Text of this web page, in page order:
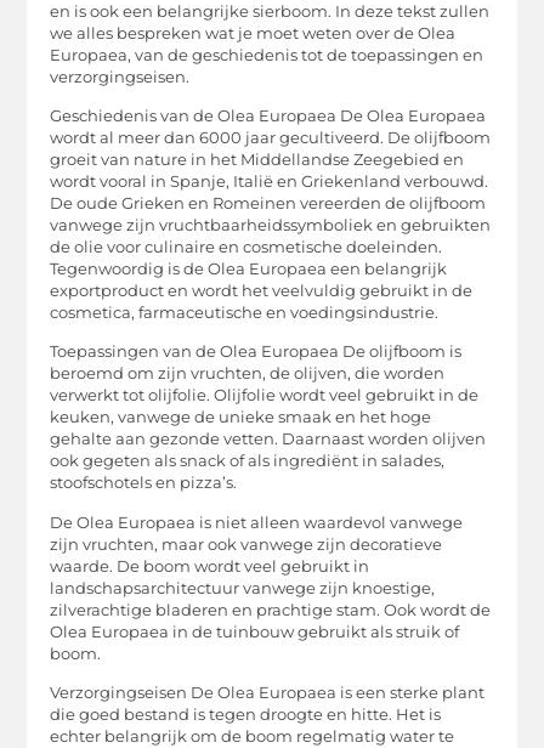
en is ook een belangrijke sierboom. In deze tekst zullen
we alles bespreken wat je moet weten over de Olea
Europaea, van de geschiedenis tot de toepassingen en
verzorgingseisen.
Geschiedenis van de Olea Europaea De Olea Europaea
wordt al meer dan 6000 jaar gecultiveerd. De olijfboom
groeit van nature in het Middellandse Zeegebied en
wordt vooral in Spanje, Italië en Griekenland verbouwd.
De oude Grieken en Romeinen vereerden de olijfboom
vanwege zijn vruchtbaarheidssymboliek en gebruikten
de olie voor culinaire en cosmetische doeleinden.
Tegenwoordig is de Olea Europaea een belangrijk
exportproduct en wordt het veelvuldig gebruikt in de
cosmetica, farmaceutische en voedingsindustrie.
Toepassingen van de Olea Europaea De olijfboom is
beroemd om zijn vruchten, de olijven, die worden
verwerkt tot olijfolie. Olijfolie wordt veel gebruikt in de
keuken, vanwege de unieke smaak en het hoge
gehalte aan gezonde vetten. Daarnaast worden olijven
ook gegeten als snack of als ingrediënt in salades,
stoofschotels en pizza’s.
De Olea Europaea is niet alleen waardevol vanwege
zijn vruchten, maar ook vanwege zijn decoratieve
waarde. De boom wordt veel gebruikt in
landschapsarchitectuur vanwege zijn knoestige,
zilverachtige bladeren en prachtige stam. Ook wordt de
Olea Europaea in de tuinbouw gebruikt als struik of
boom.
Verzorgingseisen De Olea Europaea is een sterke plant
die goed bestand is tegen droogte en hitte. Het is
echter belangrijk om de boom regelmatig water te